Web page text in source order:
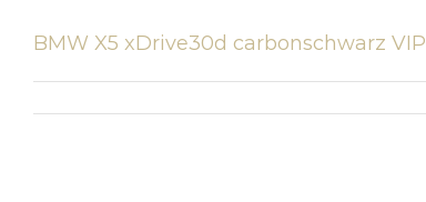
BMW X5 xDrive30d carbonschwarz VIP